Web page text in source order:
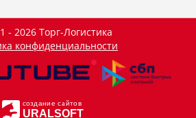
- 2026 Торг-Логистика
конфиденциальности
создание сайтов
URALSOFT